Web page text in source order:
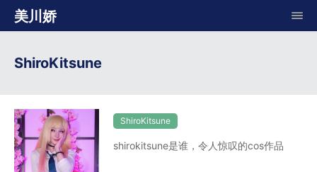
美川娇
ShiroKitsune
ShiroKitsune
shirokitsune是谁，令人惊叹的cos作品